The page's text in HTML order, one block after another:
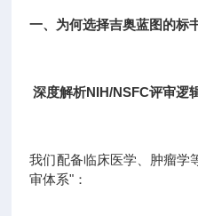
一、为何选择吉奥蓝图的标
深度解析NIH/NSFC评审逻
我们配备临床医学、肿瘤学
审体系"：